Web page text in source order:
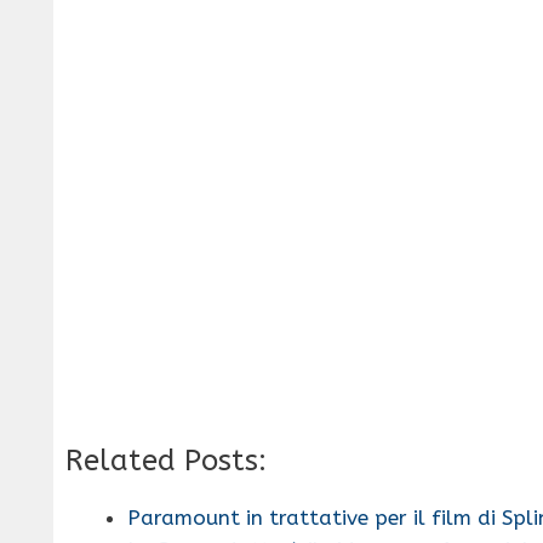
Related Posts:
Paramount in trattative per il film di